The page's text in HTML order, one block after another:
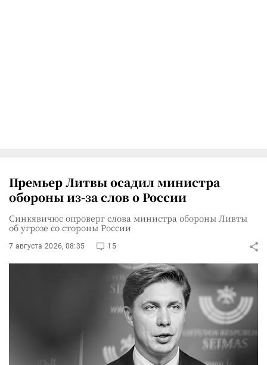
Премьер Литвы осадил министра
обороны из-за слов о России
Синкявичюс опроверг слова министра обороны Ливты
об угрозе со стороны России
7 августа 2026, 08:35 15